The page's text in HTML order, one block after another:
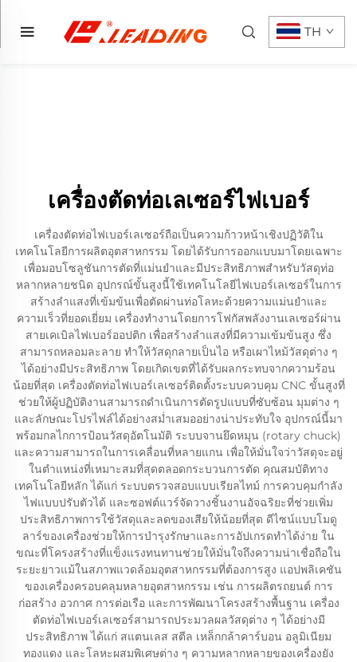
TH
เครื่องตัดท่อเลเซอร์ไฟเบอร์
เครื่องตัดท่อไฟเบอร์เลเซอร์ถือเป็นความก้าวหน้าเชิงปฏิวัติใน
เทคโนโลยีการผลิตอุตสาหกรรม โดยได้รับการออกแบบมาโดยเฉพาะ
เพื่อมอบโซลูชันการตัดที่แม่นยำและมีประสิทธิภาพสำหรับวัสดุท่อ
หลากหลายชนิด อุปกรณ์ขั้นสูงนี้ใช้เทคโนโลยีไฟเบอร์เลเซอร์ในการ
สร้างลำแสงที่เข้มข้นเพื่อตัดผ่านท่อโลหะด้วยความแม่นยำและ
ความเร็วที่ยอดเยี่ยม เครื่องทำงานโดยการโฟกัสพลังงานเลเซอร์ผ่าน
สายเคเบิลไฟเบอร์ออปติก เพื่อสร้างลำแสงที่มีความเข้มข้นสูง ซึ่ง
สามารถหลอมละลาย ทำให้วัสดุกลายเป็นไอ หรือเผาไหม้วัสดุต่าง ๆ
ได้อย่างมีประสิทธิภาพ โดยเกิดเขตที่ได้รับผลกระทบจากความร้อน
น้อยที่สุด เครื่องตัดท่อไฟเบอร์เลเซอร์ติดตั้งระบบควบคุม CNC ขั้นสูงที่
ช่วยให้ผู้ปฏิบัติงานสามารถดำเนินการตัดรูปแบบที่ซับซ้อน มุมต่าง ๆ
และลักษณะโปรไฟล์ได้อย่างสม่ำเสมออย่างน่าประทับใจ อุปกรณ์นี้มา
พร้อมกลไกการป้อนวัสดุอัตโนมัติ ระบบจานยึดหมุน (rotary chuck)
และความสามารถในการเคลื่อนที่หลายแกน เพื่อให้มั่นใจว่าวัสดุจะอยู่
ในตำแหน่งที่เหมาะสมที่สุดตลอดกระบวนการตัด คุณสมบัติทาง
เทคโนโลยีหลัก ได้แก่ ระบบตรวจสอบแบบเรียลไทม์ การควบคุมกำลัง
ไฟแบบปรับตัวได้ และซอฟต์แวร์จัดวางชิ้นงานอัจฉริยะที่ช่วยเพิ่ม
ประสิทธิภาพการใช้วัสดุและลดของเสียให้น้อยที่สุด ดีไซน์แบบโมดู
ลาร์ของเครื่องช่วยให้การบำรุงรักษาและการอัปเกรดทำได้ง่าย ใน
ขณะที่โครงสร้างที่แข็งแรงทนทานช่วยให้มั่นใจถึงความน่าเชื่อถือใน
ระยะยาวแม้ในสภาพแวดล้อมอุตสาหกรรมที่ต้องการสูง แอปพลิเคชัน
ของเครื่องครอบคลุมหลายอุตสาหกรรม เช่น การผลิตรถยนต์ การ
ก่อสร้าง อวกาศ การต่อเรือ และการพัฒนาโครงสร้างพื้นฐาน เครื่อง
ตัดท่อไฟเบอร์เลเซอร์สามารถประมวลผลวัสดุต่าง ๆ ได้อย่างมี
ประสิทธิภาพ ได้แก่ สแตนเลส สตีล เหล็กกล้าคาร์บอน อลูมิเนียม
ทองแดง และโลหะผสมพิเศษต่าง ๆ ความหลากหลายของเครื่องยัง